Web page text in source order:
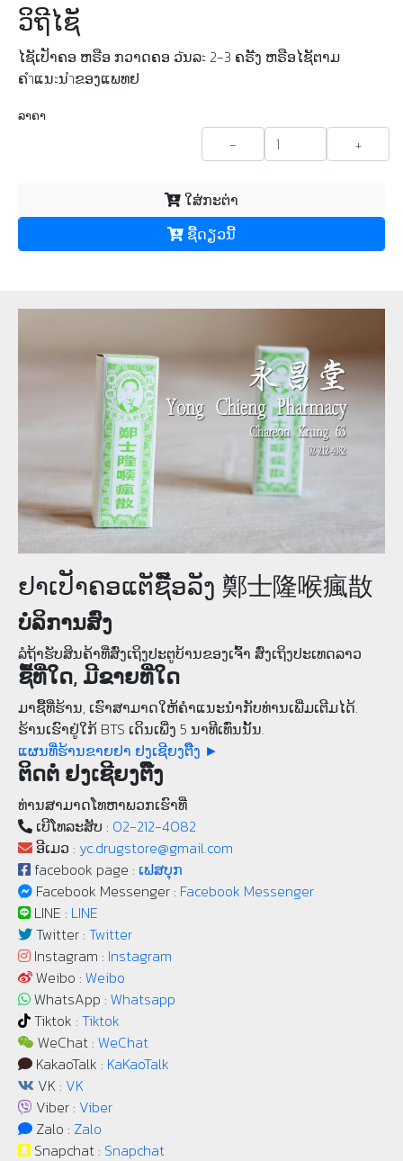
ວິຖີໄຊັ
ໄຊັເປັາຄອ ຫຣືອ ກວາດຄອ ວัນລะ 2-3 ຄຣัັງ ຫຣືອໄຊັຕາມ
ຄำແນะນำຂອງແພທຢ
ລາຄາ
- +
ໃສ່ກະຕ່າ
ຊື້​ດຽວ​ນີ້
ຢາເປັາຄອແຕັຊືັອລັງ 鄭士隆喉瘋㪚
ບໍລິການສົ່ງ
ລໍຖ້າຮັບສິນຄ້າທີ່ສົ່ງເຖິງປະຕູບ້ານຂອງເຈົ້າ ສົ່ງເຖິງປະເທດລາວ
ຊື້ທີ່ໃດ, ມີຂາຍທີ່ໃດ
ມາຊື້ທີ່ຮ້ານ, ເຮົາສາມາດໃຫ້ຄໍາແນະນຳກັບທ່ານເພີ່ມເຕີມໄດ້.
ຮ້ານເຮົາຢູ່ໃກ້ BTS ເດິນເພີ່ງ 5 ນາທີເທົ່ນນັ້ນ.
ແຜນທີ່ຮ້ານຂາຍຢາ ຢງເຊີຍງຕຶ໊ງ ►
ຕິດຕໍ່ ຢງເຊີຍງຕຶ໊ງ
ທ່ານສາມາດໂທຫາພວກເຮົາທີ່
ເບີ​ໂທລະ​ສັບ : 02-212-4082
ອີເມວ : yc.drugstore@gmail.com
facebook page : ເຟສບຸກ
Facebook Messenger : Facebook Messenger
LINE : LINE
Twitter : Twitter
Instagram : Instagram
Weibo : Weibo
WhatsApp : Whatsapp
Tiktok : Tiktok
WeChat : WeChat
KakaoTalk : KaKaoTalk
VK : VK
Viber : Viber
Zalo : Zalo
Snapchat : Snapchat